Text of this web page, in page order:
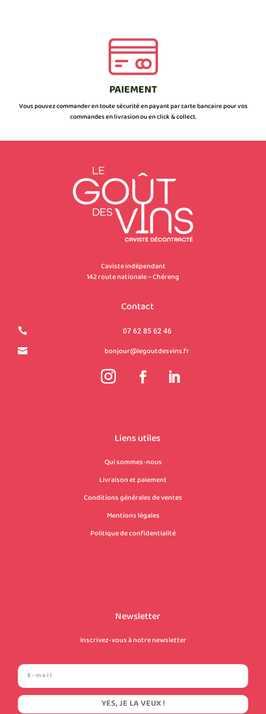
PAIEMENT
Vous pouvez commander en toute sécurité en payant par carte bancaire pour vos
commandes en livrasion ou en click & collect.
Caviste indépendant
142 route nationale – Chéreng
Contact
 07 62 85 62 46
 bonjour@legoutdesvins.fr
Liens utiles
Qui sommes-nous
Livraison et paiement
Conditions générales de ventes
Mentions légales
Politique de confidentialité
Newsletter
Inscrivez-vous à notre newsletter
YES, JE LA VEUX !